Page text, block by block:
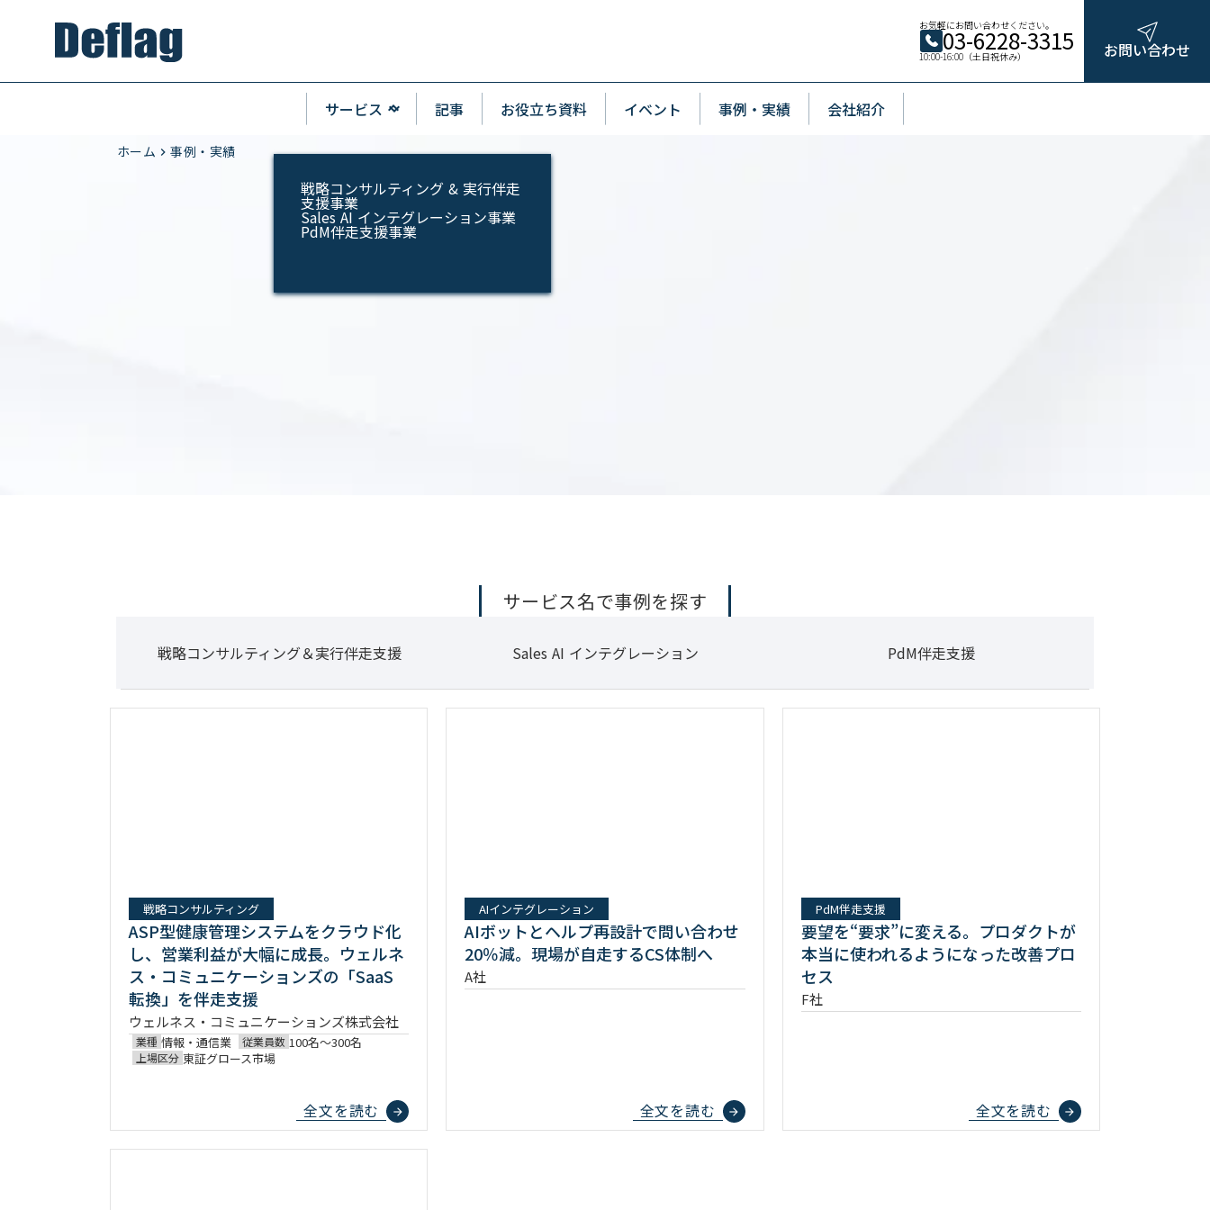
お気軽にお問い合わせください。
03-6228-3315
10:00-16:00（土日祝休み） お問い合わせ
サービス keyboard_arrow_down
keyboard_arrow_up
戦略コンサルティング & 実行伴走
支援事業
Sales AI インテグレーション事業
PdM伴走支援事業
記事 お役立ち資料 イベント 事例・実績 会社紹介
ホーム keyboard_arrow_right事例・実績
サービス名で事例を探す
戦略コンサルティング＆実行伴走支援 Sales AI インテグレーション PdM伴走支援
戦略コンサルティング
ASP型健康管理システムをクラウド化
し、営業利益が大幅に成長。ウェルネ
ス・コミュニケーションズの「SaaS
転換」を伴走支援
ウェルネス・コミュニケーションズ株式会社
業種 情報・通信業 従業員数 100名〜300名
上場区分 東証グロース市場
全文を読む arrow_forward
AIインテグレーション
AIボットとヘルプ再設計で問い合わせ
20％減。現場が自走するCS体制へ
A社
全文を読む arrow_forward
PdM伴走支援
要望を“要求”に変える。プロダクトが
本当に使われるようになった改善プロ
セス
F社
全文を読む arrow_forward